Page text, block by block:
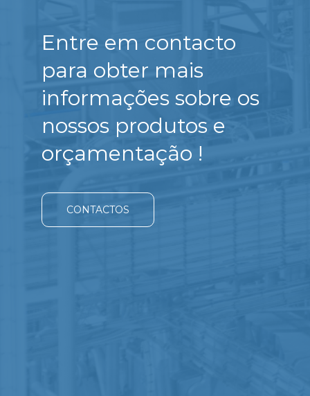
Entre em contacto
para obter mais
informações sobre os
nossos produtos e
orçamentação !
CONTACTOS